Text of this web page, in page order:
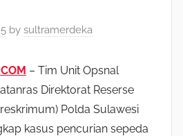
by sultramerdeka
– Tim Unit Opsnal
Direktorat Reserse
Polda Sulawesi
kasus pencurian sepeda